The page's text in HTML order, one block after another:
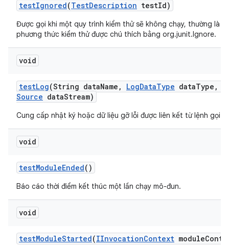
testIgnored(TestDescription testId)
Được gọi khi một quy trình kiểm thử sẽ không chạy, thường là
phương thức kiểm thử được chú thích bằng org.junit.Ignore.
void
testLog(String dataName , LogDataType dataType ,
Source dataStream)
Cung cấp nhật ký hoặc dữ liệu gỡ lỗi được liên kết từ lệnh gọi
void
testModuleEnded()
Báo cáo thời điểm kết thúc một lần chạy mô-đun.
void
testModuleStarted(IInvocationContext module